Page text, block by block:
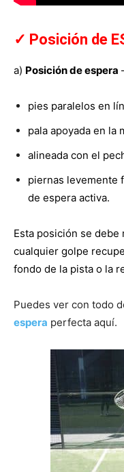
✓ Posición de
a) Posición de espera
pies paralelos en
pala apoyada en la
alineada con el
piernas levemente
de espera activa.
Esta posición se
cualquier golpe
fondo de la pista o la
Puedes ver con todo
espera perfecta aquí.